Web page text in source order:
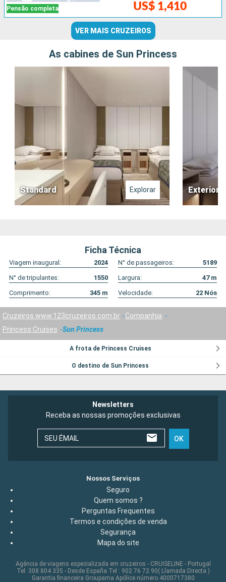
Pensão completa US$ 1,410
VER MAIS CRUZEIROS
As cabines de Sun Princess
Standard Explorar Exterior
Ficha Técnica
Viagem inaugural: 2024 N° de passageiros:
5189
N° de tripulantes:
1550 Largura: 47m
Comprimento:
345 m Velocidade: 22 Nós
Cruzeiros www.123cruzeiros.com.br
Companhia
Princess Cruises
Sun Princess
A frota de Princess Cruises
O destino de Sun Princess
Newsletters
Receba as nossas promoções exclusivas
SEU ÉMAIL OK
Nossos Serviços
Seguro
Quem somos ?
Perguntas Frequentes
Termos e condições de venda
Segurança
Mapa do site
Agência de viagens especializada em cruzeiros - CRUISELINE - Portugal
Tel: 308 804 335 - Desde España Tel : 902 76 72 90( Llamada Directa )
Garantia financeira Groupama Apólice número 4000717380